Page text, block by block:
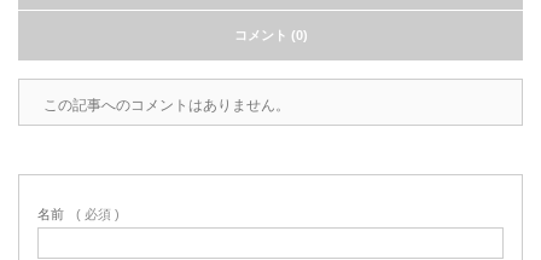
コメント (0)
この記事へのコメントはありません。
名前 ( 必須 )